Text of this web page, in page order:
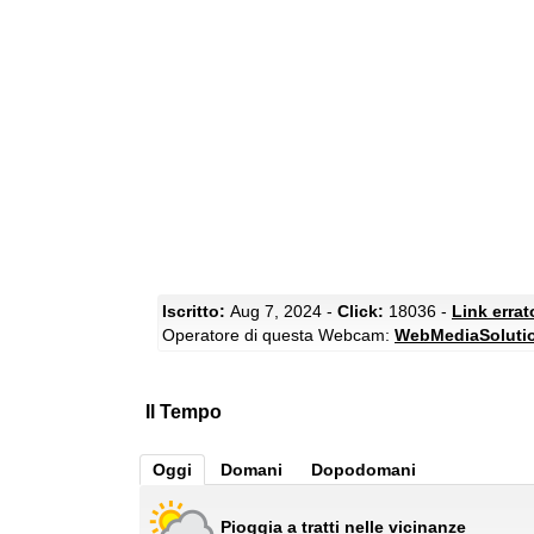
Iscritto: Aug 7, 2024 - Click: 18036 - Link
Operatore di questa Webcam:
Il Tempo
Oggi Domani Dopodomani
Pioggia a tratti nelle vicinanze